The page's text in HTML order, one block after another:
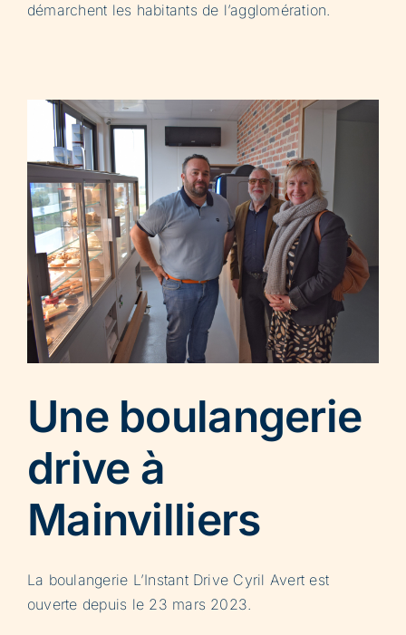
démarchent les habitants de l’agglomération.
Une boulangerie
drive à
Mainvilliers
La boulangerie L’Instant Drive Cyril Avert est
ouverte depuis le 23 mars 2023.